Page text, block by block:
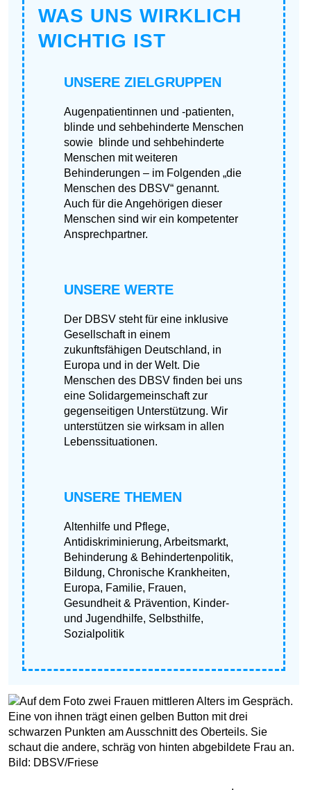
WAS UNS WIRKLICH
WICHTIG IST
UNSERE ZIELGRUPPEN
Augenpatientinnen und -patienten,
blinde und sehbehinderte Menschen
sowie blinde und sehbehinderte
Menschen mit weiteren
Behinderungen – im Folgenden „die
Menschen des DBSV“ genannt.
Auch für die Angehörigen dieser
Menschen sind wir ein kompetenter
Ansprechpartner.
UNSERE WERTE
Der DBSV steht für eine inklusive
Gesellschaft in einem
zukunftsfähigen Deutschland, in
Europa und in der Welt. Die
Menschen des DBSV finden bei uns
eine Solidargemeinschaft zur
gegenseitigen Unterstützung. Wir
unterstützen sie wirksam in allen
Lebenssituationen.
UNSERE THEMEN
Altenhilfe und Pflege,
Antidiskriminierung,Arbeitsmarkt,
Behinderung & Behindertenpolitik,
Bildung,Chronische Krankheiten,
Europa, Familie, Frauen,
Gesundheit & Prävention, Kinder-
und Jugendhilfe, Selbsthilfe,
Sozialpolitik